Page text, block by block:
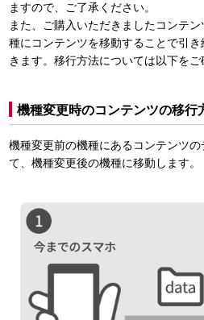
ますので、ご了承ください。
また、ご購入いただきましたコンテ
種にコンテンツを移動することで引
きます。移行方法については以下をご
機種変更時のコンテンツの移行
機種変更前の機種にあるコンテンツ
て、機種変更後の機種に移動します。